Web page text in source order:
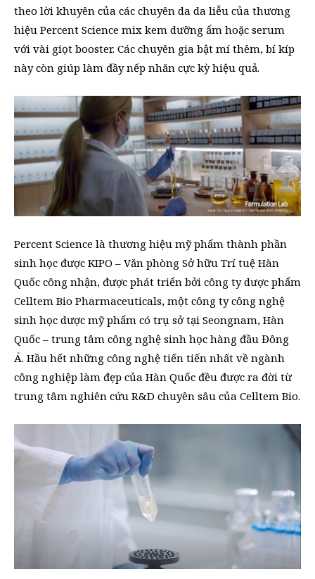
theo lời khuyên của các chuyên da da liễu của thương
hiệu Percent Science mix kem dưỡng ẩm hoặc serum
với vài giọt booster. Các chuyên gia bật mí thêm, bí kíp
này còn giúp làm đầy nếp nhăn cực kỳ hiệu quả.
Percent Science là thương hiệu mỹ phẩm thành phần
sinh học được KIPO – Văn phòng Sở hữu Trí tuệ Hàn
Quốc công nhận, được phát triển bởi công ty dược phẩm
Celltem Bio Pharmaceuticals, một công ty công nghệ
sinh học dược mỹ phẩm có trụ sở tại Seongnam, Hàn
Quốc – trung tâm công nghệ sinh học hàng đầu Đông
Á. Hầu hết những công nghệ tiến tiến nhất về ngành
công nghiệp làm đẹp của Hàn Quốc đều được ra đời từ
trung tâm nghiên cứu R&D chuyên sâu của Celltem Bio.